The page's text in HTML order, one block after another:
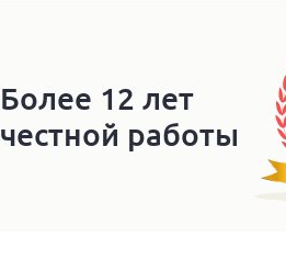
Более 12 лет
честной работы